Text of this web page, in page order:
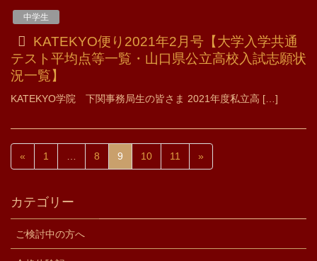
中学生
KATEKYO便り2021年2月号【大学入学共通
テスト平均点等一覧・山口県公立高校入試志願状
況一覧】
KATEKYO学院 下関事務局生の皆さま 2021年度私立高 […]
« 1 8 9 10 11 »
カテゴリー
ご検討中の方へ